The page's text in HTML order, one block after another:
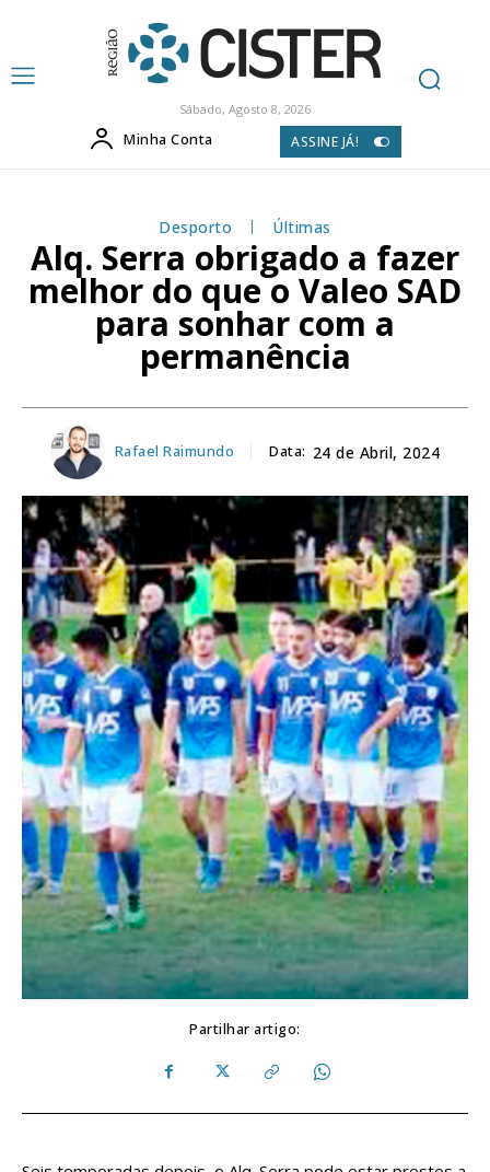
Sábado, Agosto 8, 2026
Minha Conta ASSINE JÁ!
Desporto Últimas
Alq. Serra obrigado a fazer
melhor do que o Valeo SAD
para sonhar com a
permanência
Rafael Raimundo Data: 24 de Abril, 2024
Partilhar artigo: